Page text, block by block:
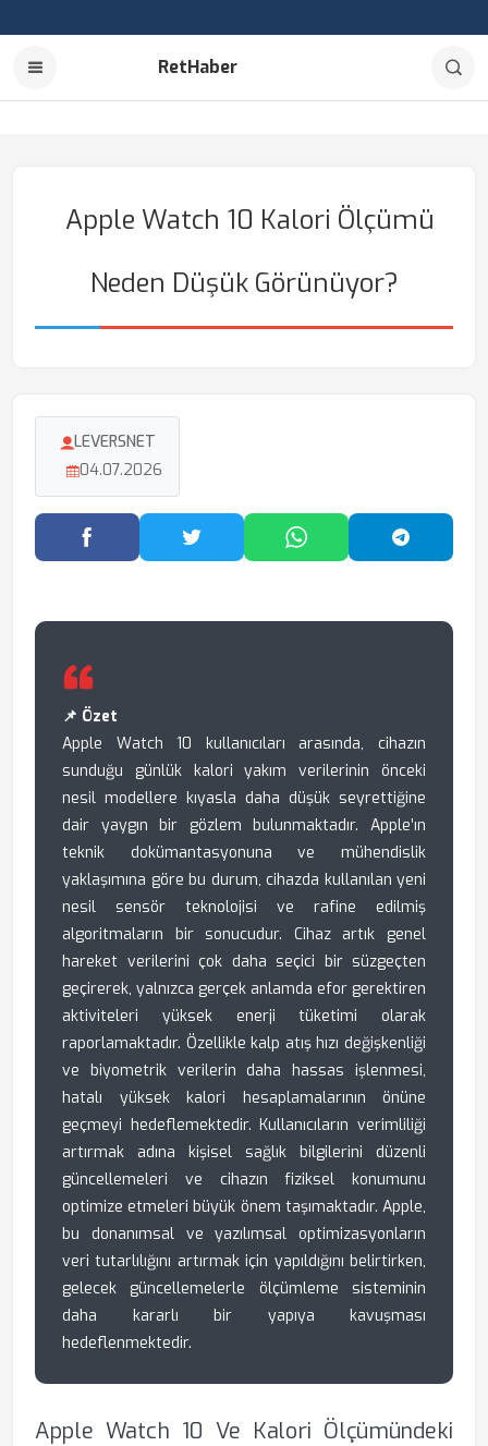
RetHaber
Apple Watch 10 Kalori Ölçümü
Neden Düşük Görünüyor?
LEVERSNET
04.07.2026
Facebook'ta PaylaşTwitter'da PaylaşWhatsApp'ta Paylaş
📌 Özet
Apple Watch 10 kullanıcıları arasında, cihazın
sunduğu günlük kalori yakım verilerinin önceki
nesil modellere kıyasla daha düşük seyrettiğine
dair yaygın bir gözlem bulunmaktadır. Apple’ın
teknik dokümantasyonuna ve mühendislik
yaklaşımına göre bu durum, cihazda kullanılan yeni
nesil sensör teknolojisi ve rafine edilmiş
algoritmaların bir sonucudur. Cihaz artık genel
hareket verilerini çok daha seçici bir süzgeçten
geçirerek, yalnızca gerçek anlamda efor gerektiren
aktiviteleri yüksek enerji tüketimi olarak
raporlamaktadır. Özellikle kalp atış hızı değişkenliği
ve biyometrik verilerin daha hassas işlenmesi,
hatalı yüksek kalori hesaplamalarının önüne
geçmeyi hedeflemektedir. Kullanıcıların verimliliği
artırmak adına kişisel sağlık bilgilerini düzenli
güncellemeleri ve cihazın fiziksel konumunu
optimize etmeleri büyük önem taşımaktadır. Apple,
bu donanımsal ve yazılımsal optimizasyonların
veri tutarlılığını artırmak için yapıldığını belirtirken,
gelecek güncellemelerle ölçümleme sisteminin
daha kararlı bir yapıya kavuşması
hedeflenmektedir.
Apple Watch 10 Ve Kalori Ölçümündeki